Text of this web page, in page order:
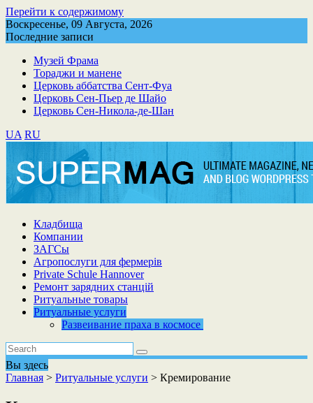
Перейти к содержимому
Воскресенье, 09 Августа, 2026
Последние записи
Музей Фрама
Тораджи и манене
Церковь аббатства Сент-Фуа
Церковь Сен-Пьер де Шайо
Церковь Сен-Никола-де-Шан
UA RU
Кладбища
Компании
ЗАГСы
Агропослуги для фермерів
Private Schule Hannover
Ремонт зарядних станцій
Ритуальные товары
Ритуальные услуги
Развеивание праха в космосе
Вы здесь
Главная > Ритуальные услуги > Кремирование